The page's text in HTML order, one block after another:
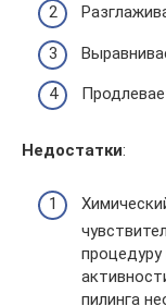
Недостатки:
пилинга